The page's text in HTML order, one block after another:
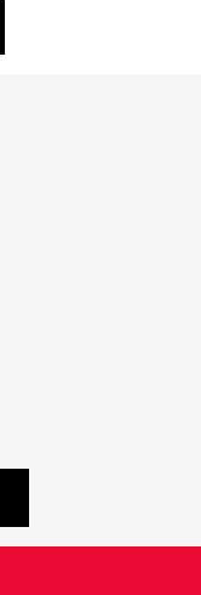
dem anderen
einen